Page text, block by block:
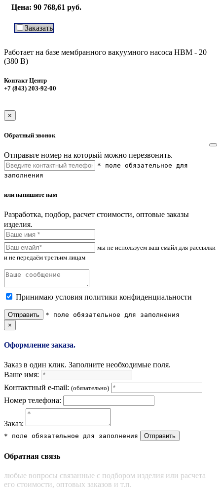
Цена: 90 768,61 руб.
Заказать
Работает на базе мембранного вакуумного насоса НВМ - 20
(380 B)
Контакт Центр
+7 (843) 203-92-00
×
Обратный звонок
Отправьте номер на который можно перезвонить.
* поле обязательное для
заполнения
или напишите нам
Разработка, подбор, расчет стоимости, оптовые заказы
изделия.
мы не используем ваш емайл для рассылки
и не передаём третьим лицам
Принимаю условия политики конфиденциальности
Отправить
* поле обязательное для заполнения
×
Оформление заказа.
Заказ в один клик. Заполните необходимые поля.
Ваше имя:
Контактный e-mail: (обязательно)
Номер телефона:
Заказ:
* поле обязательное для заполнения Отправить
Обратная связь
любые вопросы связанные с подбором изделия или расчета
его стоимости, оптовых заказов и т.п.